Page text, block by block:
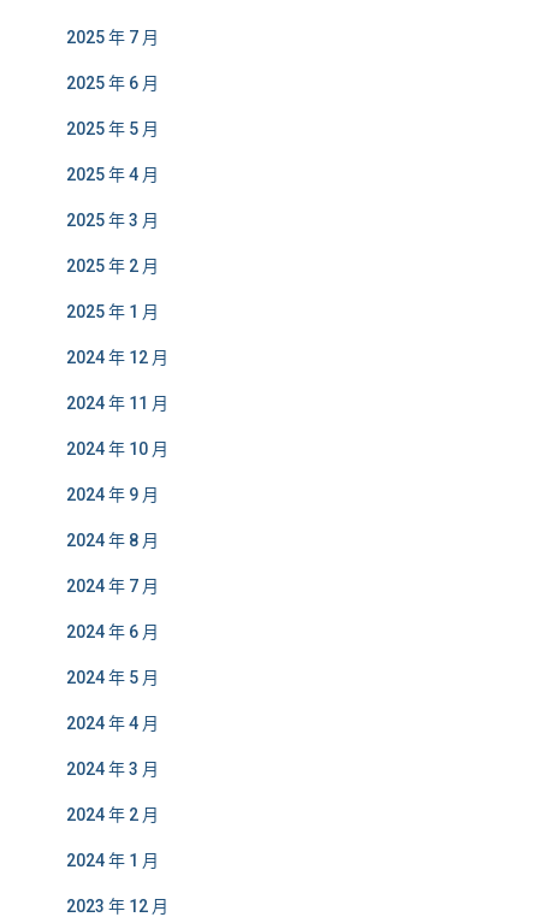
2025 年 7 月
2025 年 6 月
2025 年 5 月
2025 年 4 月
2025 年 3 月
2025 年 2 月
2025 年 1 月
2024 年 12 月
2024 年 11 月
2024 年 10 月
2024 年 9 月
2024 年 8 月
2024 年 7 月
2024 年 6 月
2024 年 5 月
2024 年 4 月
2024 年 3 月
2024 年 2 月
2024 年 1 月
2023 年 12 月